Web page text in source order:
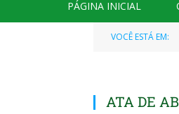
PÁGINA INICIAL
VOCÊ ESTÁ EM:
ATA DE